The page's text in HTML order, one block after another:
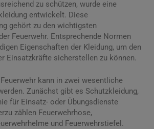
zu schützen, wurde eine
entwickelt. Diese
gehört zu den wichtigsten
Feuerwehr. Entsprechende Normen
Eigenschaften der Kleidung, um den
Einsatzkräfte sicherstellen zu können.
kann in zwei wesentliche
Zunächst gibt es Schutzkleidung,
für Einsatz- oder Übungsdienste
zählen Feuerwehrhose,
und Feuerwehrstiefel.